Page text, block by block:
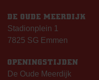
DE OUDE MEERDIJK
Stadionplein 1
7825 SG Emmen
OPENINGSTIJDEN
De Oude Meerdijk